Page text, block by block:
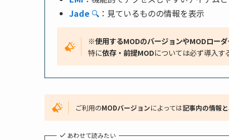
Jade 🔍 ：見ているものの情報を表示
※使用するMODのバージョンやMODローダ
特に依存・前提MODについては必ず導入す
ご利用のMODバージョンによっては記事内の情報
あわせて読みたい